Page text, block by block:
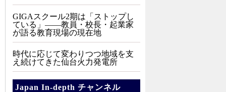
GIGAスクール2期は「ストップし
ている」——教員・校長・起業家
が語る教育現場の現在地
時代に応じて変わりつつ地域を支
え続けてきた仙台火力発電所
Japan In-depth チャンネル